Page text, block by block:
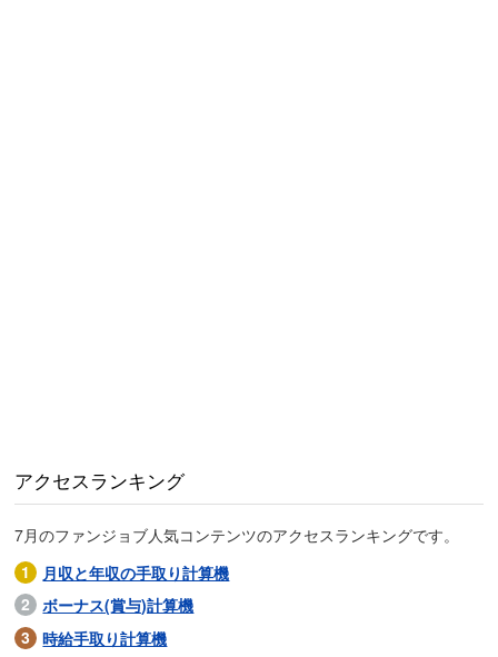
アクセスランキング
7月のファンジョブ人気コンテンツのアクセスランキングです。
月収と年収の手取り計算機
ボーナス(賞与)計算機
時給手取り計算機